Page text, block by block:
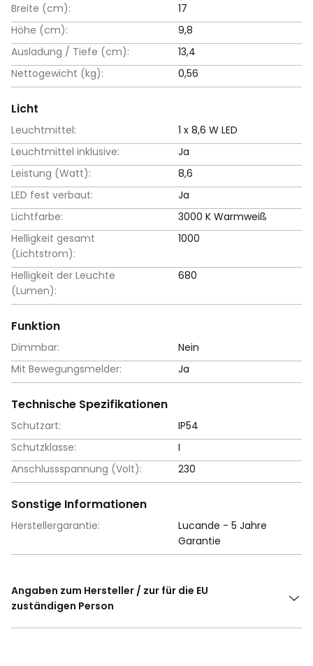
Breite (cm):
17
Höhe (cm):
9,8
Ausladung / Tiefe (cm):
13,4
Nettogewicht (kg):
0,56
Licht
Leuchtmittel:
1 x 8,6 W LED
Leuchtmittel inklusive:
Ja
Leistung (Watt):
8,6
LED fest verbaut:
Ja
Lichtfarbe:
3000 K Warmweiß
Helligkeit gesamt
(Lichtstrom):
1000
Helligkeit der Leuchte
(Lumen):
680
Funktion
Dimmbar:
Nein
Mit Bewegungsmelder:
Ja
Technische Spezifikationen
Schutzart:
IP54
Schutzklasse:
I
Anschlussspannung (Volt):
230
Sonstige Informationen
Herstellergarantie:
Lucande - 5 Jahre
Garantie
Angaben zum Hersteller / zur für die EU
zuständigen Person